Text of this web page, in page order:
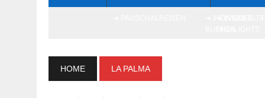
HOME LA PALMA